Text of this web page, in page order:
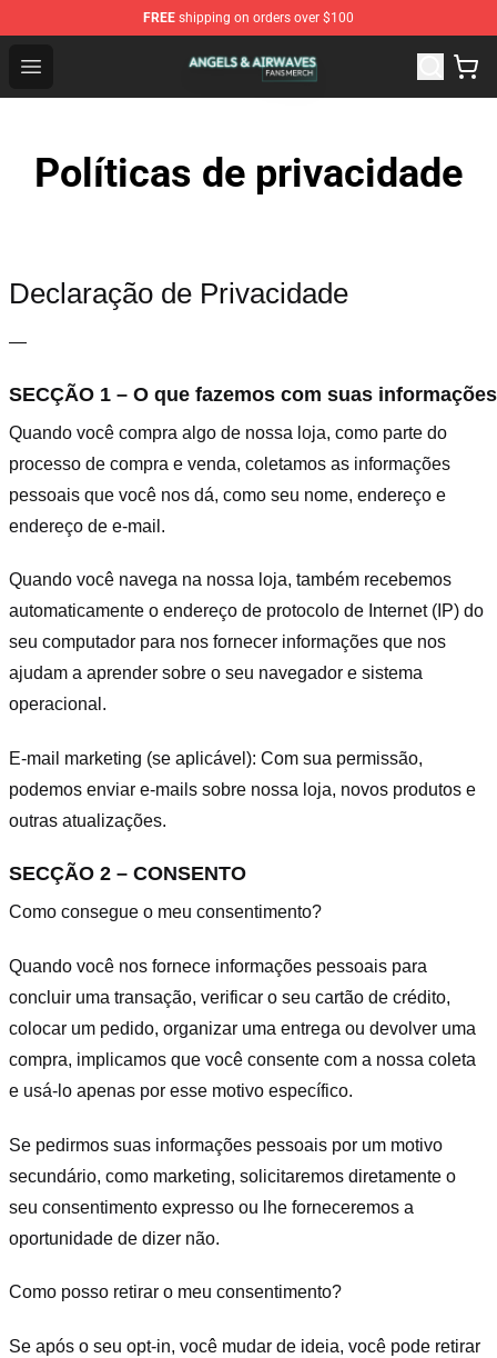
FREE shipping on orders over $100
Open menu
Angels & Airwaves Shop - Official Angels & Airwaves
Políticas de privacidade
Declaração de Privacidade
—
SECÇÃO 1 – O que fazemos com suas
Quando você compra algo de nossa loja, como parte do
processo de compra e venda, coletamos as informações
pessoais que você nos dá, como seu nome, endereço e
endereço de e-mail.
Quando você navega na nossa loja, também recebemos
automaticamente o endereço de protocolo de Internet (IP) do
seu computador para nos fornecer informações que nos
ajudam a aprender sobre o seu navegador e sistema
operacional.
E-mail marketing (se aplicável): Com sua permissão,
podemos enviar e-mails sobre nossa loja, novos produtos e
outras atualizações.
SECÇÃO 2 – CONSENTO
Como consegue o meu consentimento?
Quando você nos fornece informações pessoais para
concluir uma transação, verificar o seu cartão de crédito,
colocar um pedido, organizar uma entrega ou devolver uma
compra, implicamos que você consente com a nossa coleta
e usá-lo apenas por esse motivo específico.
Se pedirmos suas informações pessoais por um motivo
secundário, como marketing, solicitaremos diretamente o
seu consentimento expresso ou lhe forneceremos a
oportunidade de dizer não.
Como posso retirar o meu consentimento?
Se após o seu opt-in, você mudar de ideia, você pode retirar